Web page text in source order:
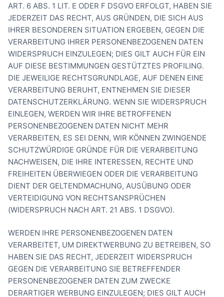
ART. 6 ABS. 1 LIT. E ODER F DSGVO ERFOLGT, HABEN SIE
JEDERZEIT DAS RECHT, AUS GRÜNDEN, DIE SICH AUS
IHRER BESONDEREN SITUATION ERGEBEN, GEGEN DIE
VERARBEITUNG IHRER PERSONENBEZOGENEN DATEN
WIDERSPRUCH EINZULEGEN; DIES GILT AUCH FÜR EIN
AUF DIESE BESTIMMUNGEN GESTÜTZTES PROFILING.
DIE JEWEILIGE RECHTSGRUNDLAGE, AUF DENEN EINE
VERARBEITUNG BERUHT, ENTNEHMEN SIE DIESER
DATENSCHUTZERKLÄRUNG. WENN SIE WIDERSPRUCH
EINLEGEN, WERDEN WIR IHRE BETROFFENEN
PERSONENBEZOGENEN DATEN NICHT MEHR
VERARBEITEN, ES SEI DENN, WIR KÖNNEN ZWINGENDE
SCHUTZWÜRDIGE GRÜNDE FÜR DIE VERARBEITUNG
NACHWEISEN, DIE IHRE INTERESSEN, RECHTE UND
FREIHEITEN ÜBERWIEGEN ODER DIE VERARBEITUNG
DIENT DER GELTENDMACHUNG, AUSÜBUNG ODER
VERTEIDIGUNG VON RECHTSANSPRÜCHEN
(WIDERSPRUCH NACH ART. 21 ABS. 1 DSGVO).
WERDEN IHRE PERSONENBEZOGENEN DATEN
VERARBEITET, UM DIREKTWERBUNG ZU BETREIBEN, SO
HABEN SIE DAS RECHT, JEDERZEIT WIDERSPRUCH
GEGEN DIE VERARBEITUNG SIE BETREFFENDER
PERSONENBEZOGENER DATEN ZUM ZWECKE
DERARTIGER WERBUNG EINZULEGEN; DIES GILT AUCH